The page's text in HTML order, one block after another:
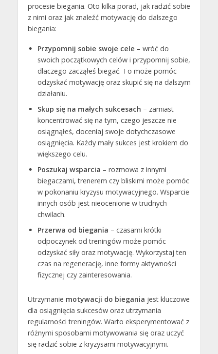
procesie biegania. Oto kilka porad, jak radzić sobie
z nimi oraz jak znaleźć motywację do dalszego
biegania:
Przypomnij sobie swoje cele – wróć do
swoich początkowych celów i przypomnij sobie,
dlaczego zacząłeś biegać. To może pomóc
odzyskać motywację oraz skupić się na dalszym
działaniu.
Skup się na małych sukcesach – zamiast
koncentrować się na tym, czego jeszcze nie
osiągnąłeś, doceniaj swoje dotychczasowe
osiągnięcia. Każdy mały sukces jest krokiem do
większego celu.
Poszukaj wsparcia – rozmowa z innymi
biegaczami, trenerem czy bliskimi może pomóc
w pokonaniu kryzysu motywacyjnego. Wsparcie
innych osób jest nieocenione w trudnych
chwilach.
Przerwa od biegania – czasami krótki
odpoczynek od treningów może pomóc
odzyskać siły oraz motywację. Wykorzystaj ten
czas na regenerację, inne formy aktywności
fizycznej czy zainteresowania.
Utrzymanie motywacji do biegania jest kluczowe
dla osiągnięcia sukcesów oraz utrzymania
regularności treningów. Warto eksperymentować z
różnymi sposobami motywowania się oraz uczyć
się radzić sobie z kryzysami motywacyjnymi.